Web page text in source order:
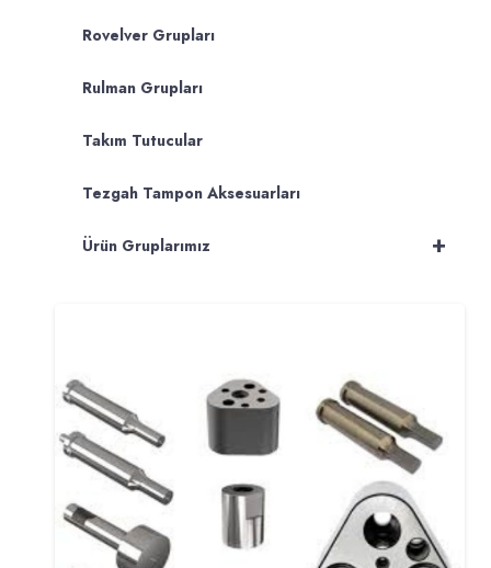
Rovelver Grupları
Rulman Grupları
Takım Tutucular
Tezgah Tampon Aksesuarları
+
Ürün Gruplarımız